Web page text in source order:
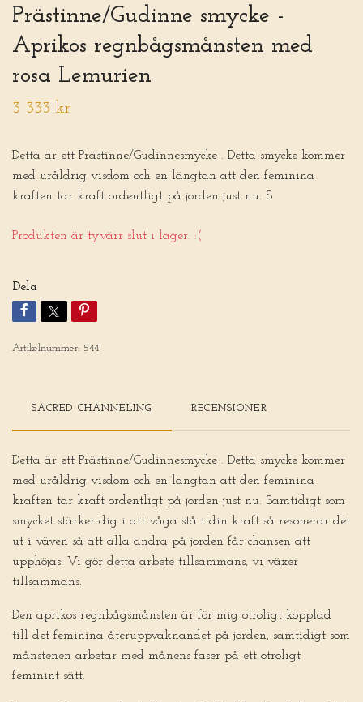
Prästinne/Gudinne smycke -
Aprikos regnbågsmånsten med
rosa Lemurien
3 333 kr
Detta är ett Prästinne/Gudinnesmycke . Detta smycke kommer
med uråldrig visdom och en längtan att den feminina
kraften tar kraft ordentligt på jorden just nu. S
Produkten är tyvärr slut i lager. :(
Dela
Artikelnummer: 544
SACRED CHANNELING RECENSIONER
Detta är ett Prästinne/Gudinnesmycke . Detta smycke kommer
med uråldrig visdom och en längtan att den feminina
kraften tar kraft ordentligt på jorden just nu. Samtidigt som
smycket stärker dig i att våga stå i din kraft så resonerar det
ut i väven så att alla andra på jorden får chansen att
upphöjas. Vi gör detta arbete tillsammans, vi växer
tillsammans.
Den aprikos regnbågsmånsten är för mig otroligt kopplad
till det feminina återuppvaknandet på jorden, samtidigt som
månstenen arbetar med månens faser på ett otroligt
feminint sätt.